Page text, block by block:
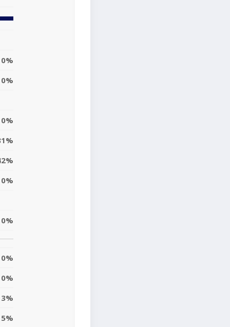
0%
0%
0%
0%
0%
0%
0%
3%
5%